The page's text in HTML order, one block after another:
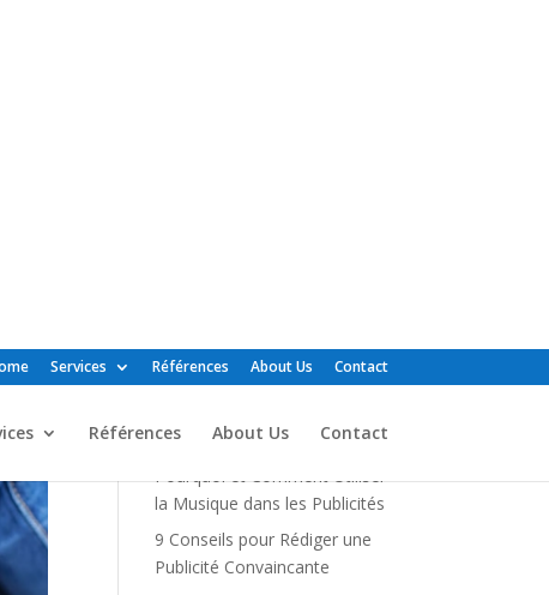
s’Affrontent pour Savoir « Qui
fera le Meilleur Hit des
la Musique dans les Publicités
9 Conseils pour Rédiger une
Publicité Convaincante
Recherche de Mots Clés